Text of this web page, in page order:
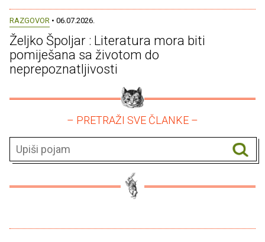
RAZGOVOR • 06.07.2026.
Željko Špoljar : Literatura mora biti
pomiješana sa životom do
neprepoznatljivosti
– PRETRAŽI SVE ČLANKE –